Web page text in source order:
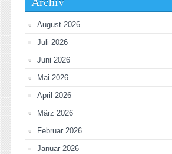
August 2026
Juli 2026
Juni 2026
Mai 2026
April 2026
März 2026
Februar 2026
Januar 2026